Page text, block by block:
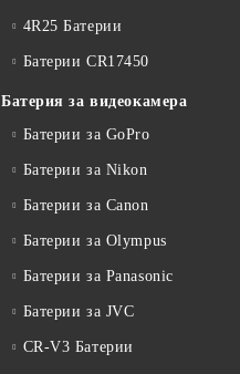
4R25 Батерии
Батерии CR17450
Батерия за видеокамера
Батерии за GoPro
Батерии за Nikon
Батерии за Canon
Батерии за Olympus
Батерии за Panasonic
Батерии за JVC
CR-V3 Батерии